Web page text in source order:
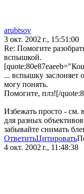
arubtsov
3 окт. 2002 г., 15:51:00
Re: Помогите
вспышкой.
... вспышку заслоняет
могу понять.
Помогите, плз![/
Избежать просто - см.
для разных
забывайте снимать
ОтветитьЦитировать
4 окт. 2002 г., 11:48:38